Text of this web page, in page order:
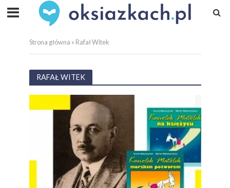
Strona główna » Rafał Witek
RAFAŁ WITEK